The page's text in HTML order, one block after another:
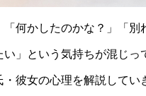
何かしたのかな？」「別
」という気持ちが混じ
彼女の心理を解説して